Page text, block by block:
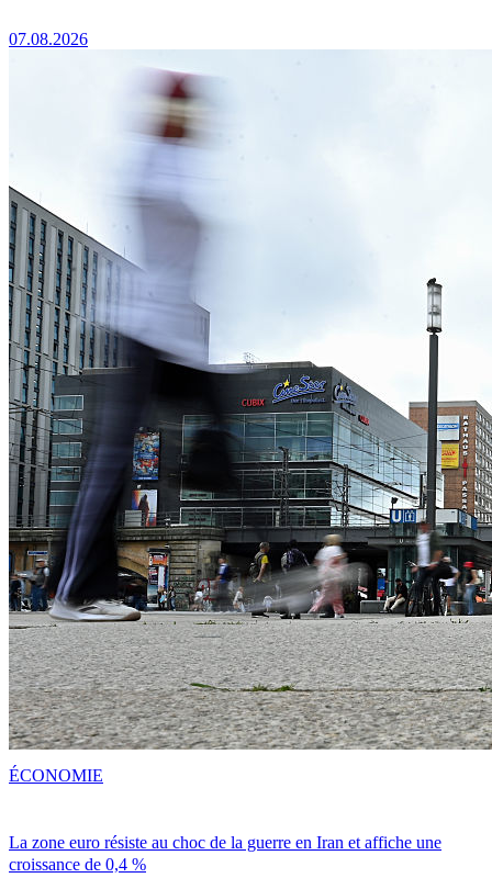
07.08.2026
La zone euro résiste au choc de la guerre en Iran et affiche une
croissance de 0,4 %
ÉCONOMIE